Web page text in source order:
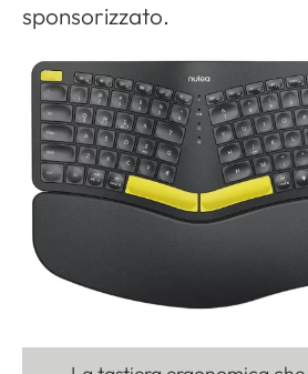
sponsorizzato.